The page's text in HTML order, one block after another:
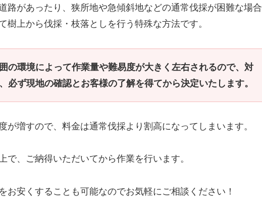
路があったり、狭所地や急傾斜地などの通常伐採が困難な場合
樹上から伐採・枝落としを行う特殊な方法です。
の環境によって作業量や難易度が大きく左右されるので、対
必ず現地の確認とお客様の了解を得てから決定いたします。
が増すので、料金は通常伐採より割高になってしまいます。
で、ご納得いただいてから作業を行います。
お安くすることも可能なのでお気軽にご相談ください！